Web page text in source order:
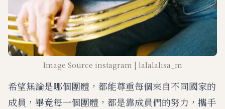
Image Source instagram | lalalalisa_m
希望無論是哪個團體，都能尊重每個來自不同國家的
成員，畢竟每一個團體，都是靠成員們的努力，攜手